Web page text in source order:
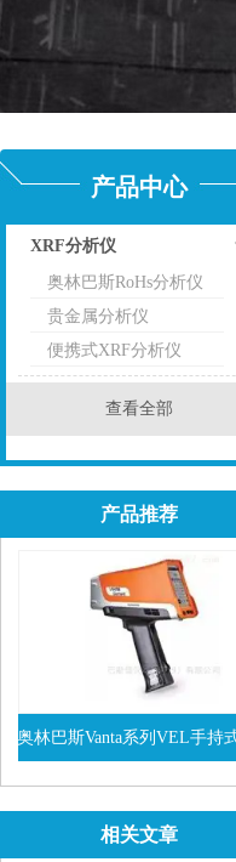
产品中心
XRF分析仪
点击
奥林巴斯RoHs分析仪
贵金属分析仪
便携式XRF分析仪
查看全部
产品推荐
查看详情
相关文章